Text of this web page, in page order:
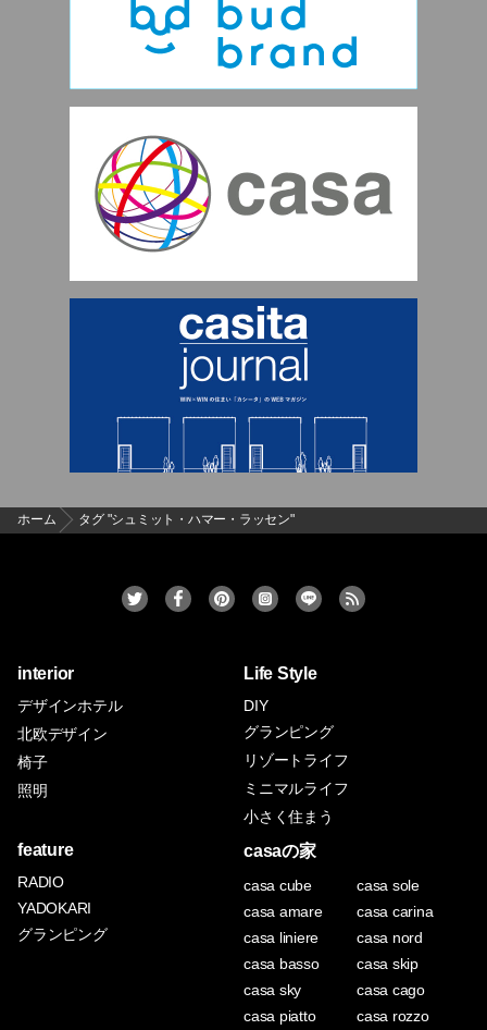
ホーム タグ "シュミット・ハマー・ラッセン"
interior
デザインホテル
北欧デザイン
椅子
照明
Life Style
DIY
グランピング
リゾートライフ
ミニマルライフ
小さく住まう
feature
RADIO
YADOKARI
グランピング
casaの家
casa cube
casa sole
casa amare
casa carina
casa liniere
casa nord
casa basso
casa skip
casa sky
casa cago
casa piatto
casa rozzo